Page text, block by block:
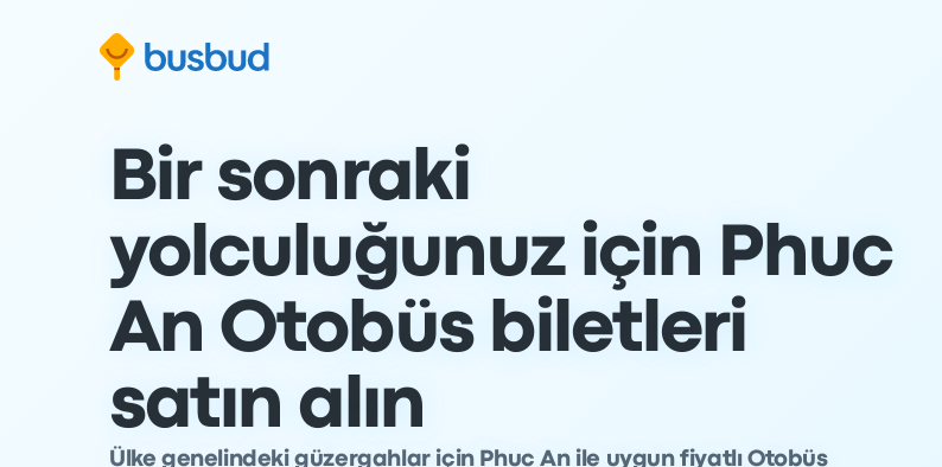
Arama formuna geç
İçeriğe geç
Alt bilgiye geç
Bir sonraki
yolculuğunuz için Phuc
An Otobüs biletleri
satın alın
Ülke genelindeki güzergahlar için Phuc An ile uygun fiyatlı Otobüs